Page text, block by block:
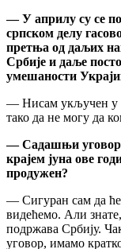
— У априлу су се
српском делу
претња од даљих
Србије и даље
умешаности
— Нисам укључен у
тако да не могу да
— Садашњи уговор
крајем јуна ове
продужен?
— Сигуран сам да
видећемо. Али
подржава Србију.
уговор, имамо